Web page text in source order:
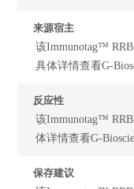
来源宿主
该Immunotag™
具体详情查看G-
反应性
该Immunotag™
体详情查看G-
保存建议